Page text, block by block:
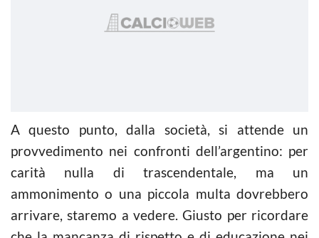
A questo punto, dalla società, si attende un
provvedimento nei confronti dell’argentino: per
carità nulla di trascendentale, ma un
ammonimento o una piccola multa dovrebbero
arrivare, staremo a vedere. Giusto per ricordare